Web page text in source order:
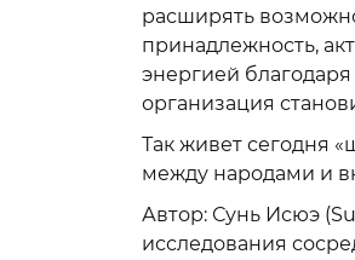
расширять
принадлежность,
энергией
организация
Так живет сегодня
между народами и
Автор: Сунь Исюэ
исследования